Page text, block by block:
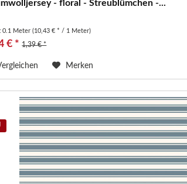
- floral - Streublümchen -...
0.1 Meter(10,43 € * / 1 Meter)
€ * 1,39 € *
Merken